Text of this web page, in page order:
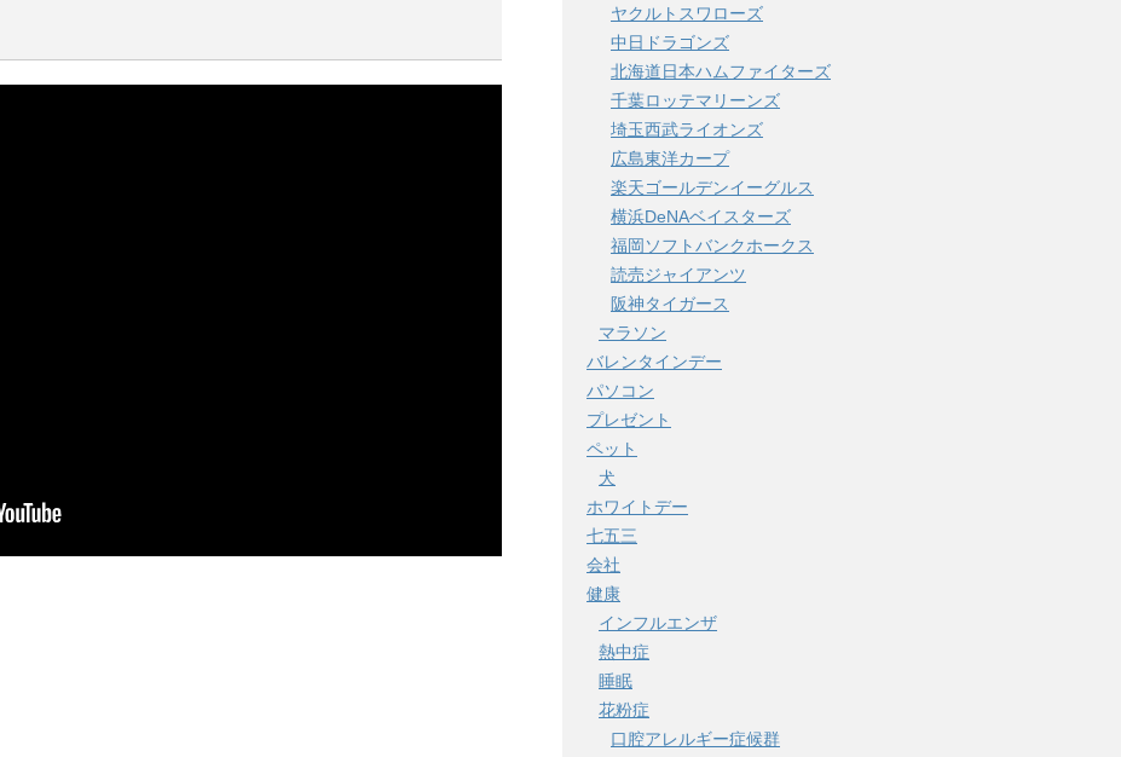
ヤクルトスワローズ
中日ドラゴンズ
北海道日本ハムファイターズ
千葉ロッテマリーンズ
埼玉西武ライオンズ
広島東洋カープ
楽天ゴールデンイーグルス
横浜DeNAベイスターズ
福岡ソフトバンクホークス
読売ジャイアンツ
阪神タイガース
マラソン
バレンタインデー
パソコン
プレゼント
ペット
犬
ホワイトデー
七五三
会社
健康
インフルエンザ
熱中症
睡眠
花粉症
口腔アレルギー症候群